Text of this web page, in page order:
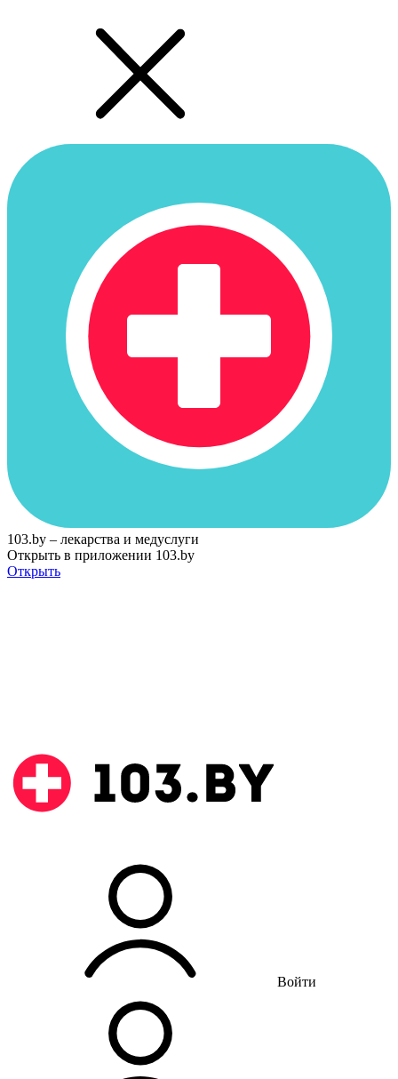
103.by – лекарства и медуслуги
Открыть в приложении 103.by
Открыть
Войти